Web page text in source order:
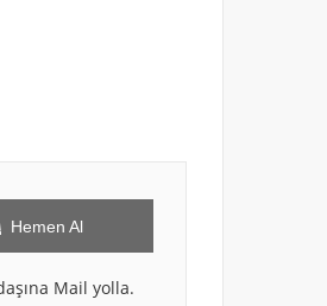
Hemen Al
Mail yolla.